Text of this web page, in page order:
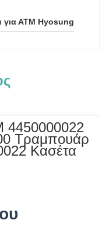
για ΑΤΜ Hyosung
4450000022
Τραμπουάρ
Κασέτα